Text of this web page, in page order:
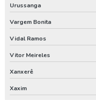
Urussanga
Vargem Bonita
Vidal Ramos
Vitor Meireles
Xanxerê
Xaxim